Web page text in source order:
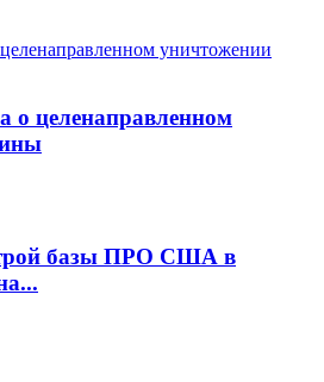
о целенаправленном
базы ПРО США в